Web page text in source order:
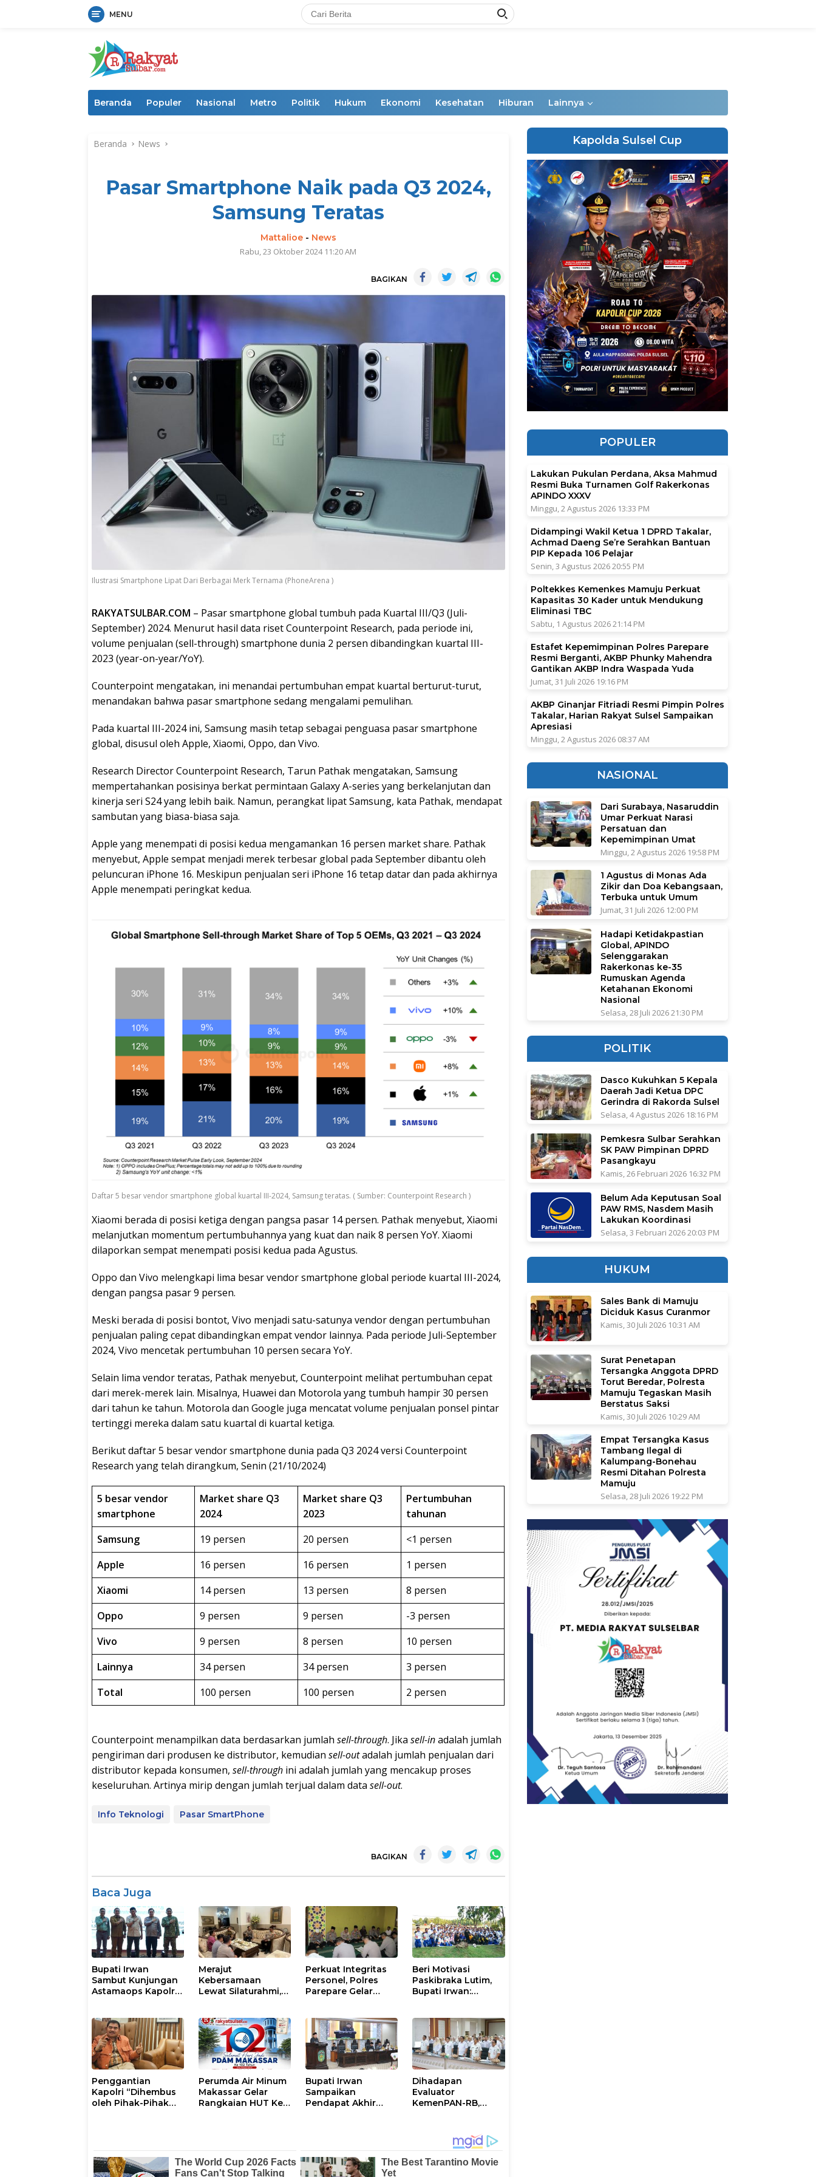
MENU
Beranda Populer Nasional Metro Politik Hukum Ekonomi Kesehatan Hiburan Lainnya
Beranda News
Pasar Smartphone Naik pada Q3 2024,
Samsung Teratas
Mattalioe- News
Rabu, 23 Oktober 2024 11:20 AM
BAGIKAN
Ilustrasi Smartphone Lipat Dari Berbagai Merk Ternama (PhoneArena )
RAKYATSULBAR.COM – Pasar smartphone global tumbuh pada Kuartal III/Q3 (Juli-
September) 2024. Menurut hasil data riset Counterpoint Research, pada periode ini,
volume penjualan (sell-through) smartphone dunia 2 persen dibandingkan kuartal III-
2023 (year-on-year/YoY).
Counterpoint mengatakan, ini menandai pertumbuhan empat kuartal berturut-turut,
menandakan bahwa pasar smartphone sedang mengalami pemulihan.
Pada kuartal III-2024 ini, Samsung masih tetap sebagai penguasa pasar smartphone
global, disusul oleh Apple, Xiaomi, Oppo, dan Vivo.
Research Director Counterpoint Research, Tarun Pathak mengatakan, Samsung
mempertahankan posisinya berkat permintaan Galaxy A-series yang berkelanjutan dan
kinerja seri S24 yang lebih baik. Namun, perangkat lipat Samsung, kata Pathak, mendapat
sambutan yang biasa-biasa saja.
Apple yang menempati di posisi kedua mengamankan 16 persen market share. Pathak
menyebut, Apple sempat menjadi merek terbesar global pada September dibantu oleh
peluncuran iPhone 16. Meskipun penjualan seri iPhone 16 tetap datar dan pada akhirnya
Apple menempati peringkat kedua.
Daftar 5 besar vendor smartphone global kuartal III-2024, Samsung teratas. ( Sumber: Counterpoint Research )
Xiaomi berada di posisi ketiga dengan pangsa pasar 14 persen. Pathak menyebut, Xiaomi
melanjutkan momentum pertumbuhannya yang kuat dan naik 8 persen YoY. Xiaomi
dilaporkan sempat menempati posisi kedua pada Agustus.
Oppo dan Vivo melengkapi lima besar vendor smartphone global periode kuartal III-2024,
dengan pangsa pasar 9 persen.
Meski berada di posisi bontot, Vivo menjadi satu-satunya vendor dengan pertumbuhan
penjualan paling cepat dibandingkan empat vendor lainnya. Pada periode Juli-September
2024, Vivo mencetak pertumbuhan 10 persen secara YoY.
Selain lima vendor teratas, Pathak menyebut, Counterpoint melihat pertumbuhan cepat
dari merek-merek lain. Misalnya, Huawei dan Motorola yang tumbuh hampir 30 persen
dari tahun ke tahun. Motorola dan Google juga mencatat volume penjualan ponsel pintar
tertinggi mereka dalam satu kuartal di kuartal ketiga.
Berikut daftar 5 besar vendor smartphone dunia pada Q3 2024 versi Counterpoint
Research yang telah dirangkum, Senin (21/10/2024)
5 besar vendor
smartphone
Market share Q3
2024
Market share Q3
2023
Pertumbuhan
tahunan
Samsung
19 persen 20 persen
<1 persen
Apple
16 persen 16 persen
1 persen
Xiaomi
14 persen 13 persen
8 persen
Oppo
9 persen 9 persen
-3 persen
Vivo
9 persen 8 persen
10 persen
Lainnya
34 persen 34 persen
3 persen
Total
100 persen 100 persen 2 persen
Counterpoint menampilkan data berdasarkan jumlah sell-through. Jika sell-inadalah jumlah
pengiriman dari produsen ke distributor, kemudian sell-outadalah jumlah penjualan dari
distributor kepada konsumen, sell-through ini adalah jumlah yang mencakup proses
keseluruhan. Artinya mirip dengan jumlah terjual dalam data sell-out.
Info Teknologi Pasar SmartPhone
BAGIKAN
Baca Juga
Bupati Irwan
Sambut Kunjungan
Astamaops Kapolri
Luwu Timur
Merajut
Kebersamaan
Lewat Silaturahmi,
dengan Tokoh
Masyarakat
Perkuat Integritas
Personel, Polres
Parepare Gelar
Beri Motivasi
Paskibraka Lutim,
Bupati Irwan:
Perhatian
Penggantian
Kapolri “Dihembus
oleh Pihak-Pihak
Perumda Air Minum
Makassar Gelar
Rangkaian HUT Ke-
Bupati Irwan
Sampaikan
Pendapat Akhir
Dihadapan
Evaluator
KemenPAN-RB,
Capaian Kinerja
Kapolda Sulsel Cup
POPULER
Lakukan Pukulan Perdana, Aksa Mahmud
Resmi Buka Turnamen Golf Rakerkonas
APINDO XXXV
Minggu, 2 Agustus 2026 13:33 PM
Didampingi Wakil Ketua 1 DPRD Takalar,
Achmad Daeng Se’re Serahkan Bantuan
PIP Kepada 106 Pelajar
Senin, 3 Agustus 2026 20:55 PM
Poltekkes Kemenkes Mamuju Perkuat
Kapasitas 30 Kader untuk Mendukung
Eliminasi TBC
Sabtu, 1 Agustus 2026 21:14 PM
Estafet Kepemimpinan Polres Parepare
Resmi Berganti, AKBP Phunky Mahendra
Gantikan AKBP Indra Waspada Yuda
Jumat, 31 Juli 2026 19:16 PM
AKBP Ginanjar Fitriadi Resmi Pimpin Polres
Takalar, Harian Rakyat Sulsel Sampaikan
Apresiasi
Minggu, 2 Agustus 2026 08:37 AM
NASIONAL
Dari Surabaya, Nasaruddin
Umar Perkuat Narasi
Persatuan dan
Kepemimpinan Umat
Minggu, 2 Agustus 2026 19:58 PM
1 Agustus di Monas Ada
Zikir dan Doa Kebangsaan,
Terbuka untuk Umum
Jumat, 31 Juli 2026 12:00 PM
Hadapi Ketidakpastian
Global, APINDO
Selenggarakan
Rakerkonas ke-35
Rumuskan Agenda
Ketahanan Ekonomi
Nasional
Selasa, 28 Juli 2026 21:30 PM
POLITIK
Dasco Kukuhkan 5 Kepala
Daerah Jadi Ketua DPC
Gerindra di Rakorda Sulsel
Selasa, 4 Agustus 2026 18:16 PM
Pemkesra Sulbar Serahkan
SK PAW Pimpinan DPRD
Pasangkayu
Kamis, 26 Februari 2026 16:32 PM
Belum Ada Keputusan Soal
PAW RMS, Nasdem Masih
Lakukan Koordinasi
Selasa, 3 Februari 2026 20:03 PM
HUKUM
Sales Bank di Mamuju
Diciduk Kasus Curanmor
Kamis, 30 Juli 2026 10:31 AM
Surat Penetapan
Tersangka Anggota DPRD
Torut Beredar, Polresta
Mamuju Tegaskan Masih
Berstatus Saksi
Kamis, 30 Juli 2026 10:29 AM
Empat Tersangka Kasus
Tambang Ilegal di
Kalumpang-Bonehau
Resmi Ditahan Polresta
Mamuju
Selasa, 28 Juli 2026 19:22 PM